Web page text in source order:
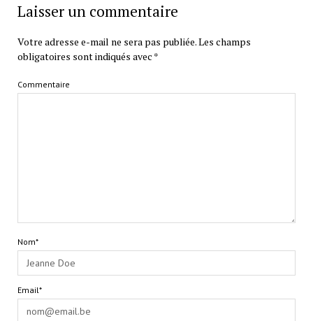
Laisser un commentaire
Votre adresse e-mail ne sera pas publiée.Les champs
obligatoires sont indiqués avec *
Commentaire
Nom*
Email*